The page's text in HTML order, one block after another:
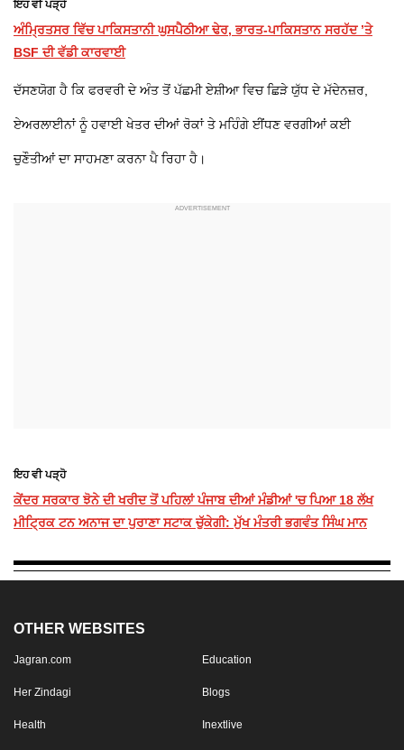
ਇਹ ਵੀ ਪੜ੍ਹੋ
ਅੰਮ੍ਰਿਤਸਰ ਵਿੱਚ ਪਾਕਿਸਤਾਨੀ ਘੁਸਪੈਠੀਆ ਢੇਰ, ਭਾਰਤ-ਪਾਕਿਸਤਾਨ ਸਰਹੱਦ ’ਤੇ
BSF ਦੀ ਵੱਡੀ ਕਾਰਵਾਈ
ਦੱਸਣਯੋਗ ਹੈ ਕਿ ਫਰਵਰੀ ਦੇ ਅੰਤ ਤੋਂ ਪੱਛਮੀ ਏਸ਼ੀਆ ਵਿਚ ਛਿੜੇ ਯੁੱਧ ਦੇ ਮੱਦੇਨਜ਼ਰ,
ਏਅਰਲਾਈਨਾਂ ਨੂੰ ਹਵਾਈ ਖੇਤਰ ਦੀਆਂ ਰੋਕਾਂ ਤੇ ਮਹਿੰਗੇ ਈਂਧਣ ਵਰਗੀਆਂ ਕਈ
ਚੁਣੌਤੀਆਂ ਦਾ ਸਾਹਮਣਾ ਕਰਨਾ ਪੈ ਰਿਹਾ ਹੈ।
ਇਹ ਵੀ ਪੜ੍ਹੋ
ਕੇਂਦਰ ਸਰਕਾਰ ਝੋਨੇ ਦੀ ਖਰੀਦ ਤੋਂ ਪਹਿਲਾਂ ਪੰਜਾਬ ਦੀਆਂ ਮੰਡੀਆਂ 'ਚ ਪਿਆ 18 ਲੱਖ
ਮੀਟ੍ਰਿਕ ਟਨ ਅਨਾਜ ਦਾ ਪੁਰਾਣਾ ਸਟਾਕ ਚੁੱਕੇਗੀ: ਮੁੱਖ ਮੰਤਰੀ ਭਗਵੰਤ ਸਿੰਘ ਮਾਨ
OTHER WEBSITES
Jagran.com Education
Her Zindagi Blogs
Health Inextlive